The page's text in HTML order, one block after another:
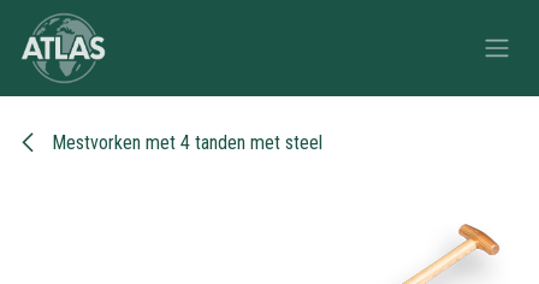
Overslaan naar inhoud
Mestvorken met 4 tanden met steel